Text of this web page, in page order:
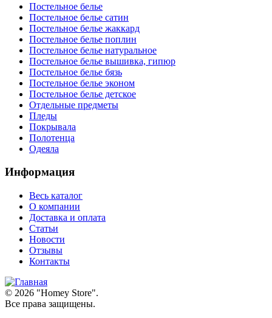
Постельное белье
Постельное белье сатин
Постельное белье жаккард
Постельное белье поплин
Постельное белье натуральное
Постельное белье вышивка, гипюр
Постельное белье бязь
Постельное белье эконом
Постельное белье детское
Отдельные предметы
Пледы
Покрывала
Полотенца
Одеяла
Информация
Весь каталог
О компании
Доставка и оплата
Статьи
Новости
Отзывы
Контакты
© 2026 "Homey Store".
Все права защищены.